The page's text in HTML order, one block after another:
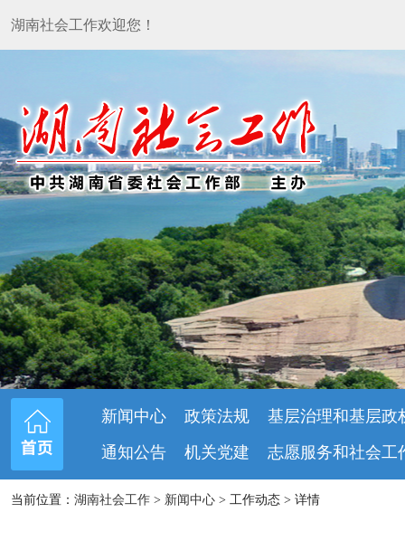
湖南社会工作欢迎您！
新闻中心 政策法规
基层治理和基层政
通知公告
机关党建 志愿服务和社会工
当前位置：湖南社会工作 > 新闻中心 > 工作动态 > 详情